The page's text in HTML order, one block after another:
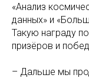
«Анализ
данных» и
Такую награду
призёров и
– Дальше мы